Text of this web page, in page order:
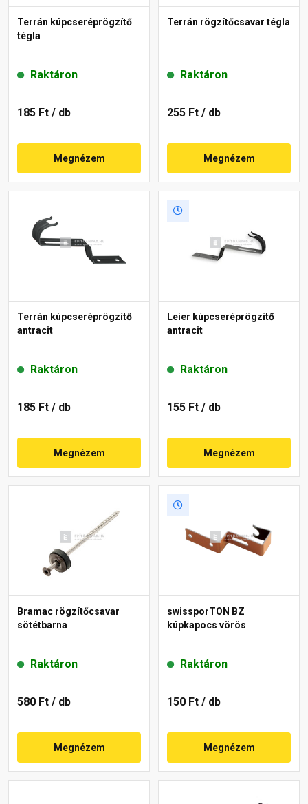
Terrán kúpcseréprögzítő
tégla
Raktáron
185 Ft / db
Megnézem
Terrán rögzítőcsavar tégla
Raktáron
255 Ft / db
Megnézem
Terrán kúpcseréprögzítő
antracit
Raktáron
185 Ft / db
Megnézem
Leier kúpcseréprögzítő
antracit
Raktáron
155 Ft / db
Megnézem
Bramac rögzítőcsavar
sötétbarna
Raktáron
580 Ft / db
Megnézem
swissporTON BZ
kúpkapocs vörös
Raktáron
150 Ft / db
Megnézem